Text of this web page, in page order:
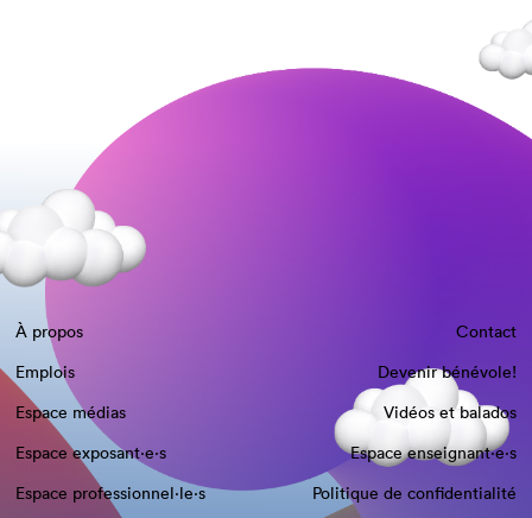
À propos
Contact
Emplois
Devenir bénévole!
Espace médias
Vidéos et balados
Espace exposant·e⋅s
Espace enseignant·e⋅s
Espace professionnel·le⋅s
Politique de confidentialité